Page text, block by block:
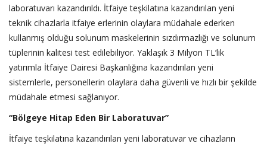
laboratuvarı kazandırıldı. İtfaiye teşkilatına kazandırılan yeni
teknik cihazlarla itfaiye erlerinin olaylara müdahale ederken
kullanmış olduğu solunum maskelerinin sızdırmazlığı ve solunum
tüplerinin kalitesi test edilebiliyor. Yaklaşık 3 Milyon TL’lik
yatırımla İtfaiye Dairesi Başkanlığına kazandırılan yeni
sistemlerle, personellerin olaylara daha güvenli ve hızlı bir şekilde
müdahale etmesi sağlanıyor.
“Bölgeye Hitap Eden Bir Laboratuvar”
İtfaiye teşkilatına kazandırılan yeni laboratuvar ve cihazların